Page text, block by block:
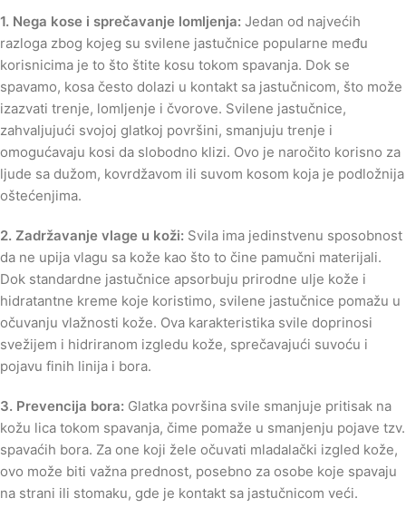
1. Nega kose i sprečavanje lomljenja: Jedan od najvećih
razloga zbog kojeg su svilene jastučnice popularne među
korisnicima je to što štite kosu tokom spavanja. Dok se
spavamo, kosa često dolazi u kontakt sa jastučnicom, što može
izazvati trenje, lomljenje i čvorove. Svilene jastučnice,
zahvaljujući svojoj glatkoj površini, smanjuju trenje i
omogućavaju kosi da slobodno klizi. Ovo je naročito korisno za
ljude sa dužom, kovrdžavom ili suvom kosom koja je podložnija
oštećenjima.
2. Zadržavanje vlage u koži: Svila ima jedinstvenu sposobnost
da ne upija vlagu sa kože kao što to čine pamučni materijali.
Dok standardne jastučnice apsorbuju prirodne ulje kože i
hidratantne kreme koje koristimo, svilene jastučnice pomažu u
očuvanju vlažnosti kože. Ova karakteristika svile doprinosi
svežijem i hidriranom izgledu kože, sprečavajući suvoću i
pojavu finih linija i bora.
3. Prevencija bora: Glatka površina svile smanjuje pritisak na
kožu lica tokom spavanja, čime pomaže u smanjenju pojave tzv.
spavaćih bora. Za one koji žele očuvati mladalački izgled kože,
ovo može biti važna prednost, posebno za osobe koje spavaju
na strani ili stomaku, gde je kontakt sa jastučnicom veći.